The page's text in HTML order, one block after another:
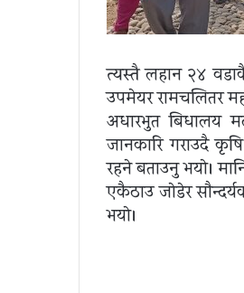
त्यस्तै लहान २४
उपमेयर रामचलितर
अधारभुत बिधालय
जानकारि गराउदै
रहने बताउनु भयाे।
एकैठाउ जाेडेर
भयाे।